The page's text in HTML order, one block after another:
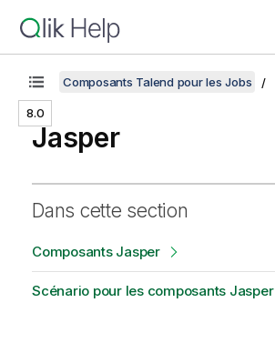
8.0
Composants Talend pour les Jobs
Jasper
Dans cette section
Composants Jasper
Scénario pour les composants Jasper